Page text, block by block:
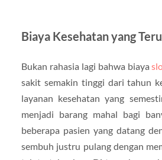
Biaya Kesehatan yang
Bukan rahasia lagi bahwa biaya
sakit semakin tinggi dari tahun
layanan kesehatan yang
menjadi barang mahal bagi
beberapa pasien yang datang
sembuh justru pulang dengan